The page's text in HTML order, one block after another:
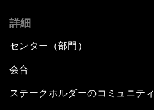
詳細
センター（部門）
会合
ステークホルダーのコミュニティ